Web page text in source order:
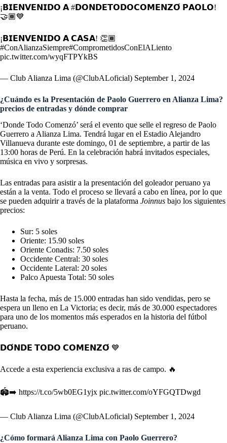
¡𝗕𝗜𝗘𝗡𝗩𝗘𝗡𝗜𝗗𝗢 𝗔 #𝗗𝗢𝗡𝗗𝗘𝗧𝗢𝗗𝗢𝗖𝗢𝗠𝗘𝗡𝗭𝗢́ 𝗣𝗔𝗢𝗟𝗢!
🤝🏾💙
¡𝗕𝗜𝗘𝗡𝗩𝗘𝗡𝗜𝗗𝗢 𝗔 𝗖𝗔𝗦𝗔! 👏🏾
#ConAlianzaSiempre#ComprometidosConElALiento
pic.twitter.com/wyqFTPYkBS
— Club Alianza Lima (@ClubALoficial) September 1, 2024
¿Cuándo es la Presentación de Paolo Guerrero en Alianza Lima?
precios de entradas y dónde comprar
‘Donde Todo Comenzó’ será el evento que selle el regreso de Paolo
Guerrero a Alianza Lima. Tendrá lugar en el Estadio Alejandro
Villanueva durante este domingo, 01 de septiembre, a partir de las
13:00 horas de Perú. En la celebración habrá invitados especiales,
música en vivo y sorpresas.
Las entradas para asistir a la presentación del goleador peruano ya
están a la venta. Todo el proceso se llevará a cabo en línea, por lo que
se pueden adquirir a través de la plataforma Joinnus bajo los siguientes
precios:
Sur: 5 soles
Oriente: 15.90 soles
Oriente Conadis: 7.50 soles
Occidente Central: 30 soles
Occidente Lateral: 20 soles
Palco Apuesta Total: 50 soles
Hasta la fecha, más de 15.000 entradas han sido vendidas, pero se
espera un lleno en La Victoria; es decir, más de 30.000 espectadores
para uno de los momentos más esperados en la historia del fútbol
peruano.
𝗗𝗢́𝗡𝗗𝗘 𝗧𝗢𝗗𝗢 𝗖𝗢𝗠𝗘𝗡𝗭𝗢́ 💙
Accede a esta experiencia exclusiva a ras de campo. 🔥
🏟️➡️ https://t.co/5wb0EG1yjx pic.twitter.com/oYFGQTDwgd
— Club Alianza Lima (@ClubALoficial) September 1, 2024
¿Cómo formará Alianza Lima con Paolo Guerrero?